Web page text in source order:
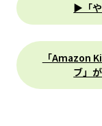
▶「や
「Amazon
ブ」